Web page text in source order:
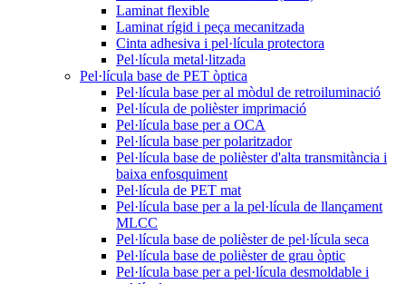
Laminat flexible
Laminat rígid i peça mecanitzada
Cinta adhesiva i pel·lícula protectora
Pel·lícula metal·litzada
Pel·lícula base de PET òptica
Pel·lícula base per al mòdul de retroiluminació
Pel·lícula de polièster imprimació
Pel·lícula base per a OCA
Pel·lícula base per polaritzador
Pel·lícula base de polièster d'alta transmitància i
baixa enfosquiment
Pel·lícula de PET mat
Pel·lícula base per a la pel·lícula de llançament
MLCC
Pel·lícula base de polièster de pel·lícula seca
Pel·lícula base de polièster de grau òptic
Pel·lícula base per a pel·lícula desmoldable i